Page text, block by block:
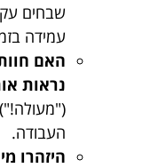
שבחים
עמידה
האם
נראות
העבודה.
היזהרו